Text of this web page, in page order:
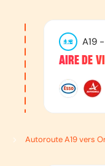
A19
AIRE DE
Autoroute A19 vers